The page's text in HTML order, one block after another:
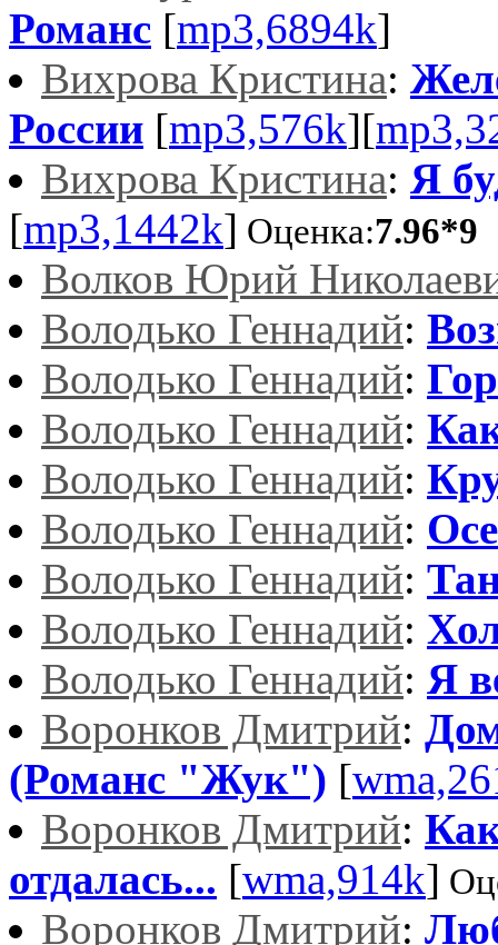
Романс [mp3,6894k]
Вихрова Кристина:
России [mp3,576k][
Вихрова Кристина: Я
[mp3,1442k] Оценка:7.96*9
Волков Юрий
Володько Геннадий:
Володько Геннадий:
Володько Геннадий:
Володько Геннадий:
Володько Геннадий:
Володько Геннадий:
Володько Геннадий:
Володько Геннадий: Я
Воронков Дмитрий:
(Романс "Жук") [
Воронков Дмитрий:
отдалась... [wma,914k]
Воронков Дмитрий: